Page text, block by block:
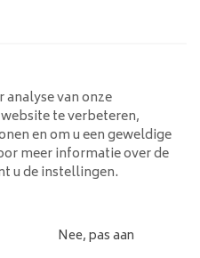
analyse van onze
te verbeteren,
en om u een geweldige
meer informatie over de
u de instellingen.
Nee, pas aan